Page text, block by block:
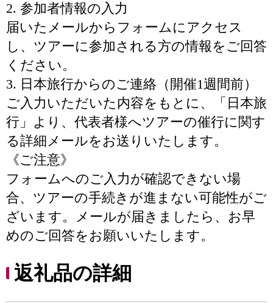
2. 参加者情報の入力
届いたメールからフォームにアクセス
し、ツアーに参加される方の情報をご回答
ください。
3. 日本旅行からのご連絡（開催1週間前）
ご入力いただいた内容をもとに、「日本旅
行」より、代表者様へツアーの催行に関す
る詳細メールをお送りいたします。
《ご注意》
フォームへのご入力が確認できない場
合、ツアーの手続きが進まない可能性がご
ざいます。メールが届きましたら、お早
めのご回答をお願いいたします。
返礼品の詳細